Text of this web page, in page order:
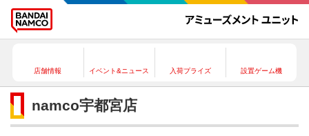
店舗情報 イベント&ニュース 入荷プライズ 設置ゲーム機
namco宇都宮店